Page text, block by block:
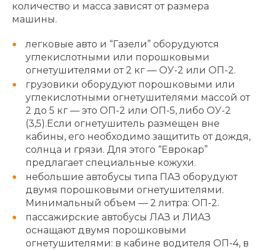
количество и масса зависят от размера
машины.
легковые авто и “Газели” оборудуются
углекислотными или порошковыми
огнетушителями от 2 кг — ОУ-2 или ОП-2.
грузовики оборудуют порошковыми или
углекислотными огнетушителями массой от
2 до 5 кг — это ОП-2 или ОП-5, либо ОУ-2
(3,5).Если огнетушитель размещен вне
кабины, его необходимо защитить от дождя,
солнца и грязи. Для этого “Еврокар”
предлагает специальные кожухи.
небольшие автобусы типа ПАЗ оборудуют
двумя порошковыми огнетушителями.
Минимальный объем — 2 литра: ОП-2.
пассажирские автобусы ЛАЗ и ЛИАЗ
оснащают двумя порошковыми
огнетушителями: в кабине водителя ОП-4, в